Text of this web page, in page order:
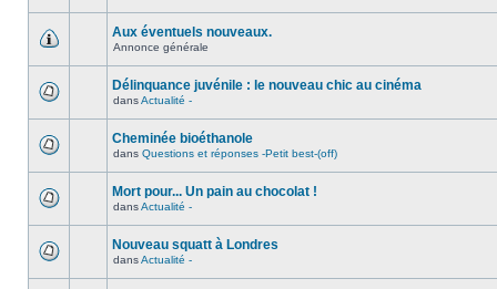
Aux éventuels nouveaux.
Annonce générale
Délinquance juvénile : le nouveau chic au cinéma
dansActualité -
Cheminée bioéthanole
dans Questions et réponses -Petit best-(off)
Mort pour... Un pain au chocolat !
dansActualité -
Nouveau squatt à Londres
dansActualité -